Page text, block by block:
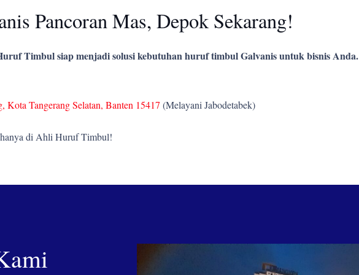
Pancoran Mas, Depok Sekarang!
Timbul siap menjadi solusi kebutuhan huruf timbul Galvanis untuk bisnis Anda.
Kota Tangerang Selatan, Banten 15417 (Melayani Jabodetabek)
di Ahli Huruf Timbul!